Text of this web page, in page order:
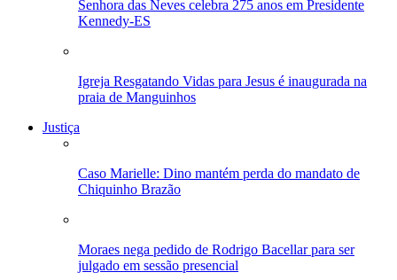
Senhora das Neves celebra 275 anos em Presidente
Kennedy-ES
Igreja Resgatando Vidas para Jesus é inaugurada na
praia de Manguinhos
Justiça
Caso Marielle: Dino mantém perda do mandato de
Chiquinho Brazão
Moraes nega pedido de Rodrigo Bacellar para ser
julgado em sessão presencial